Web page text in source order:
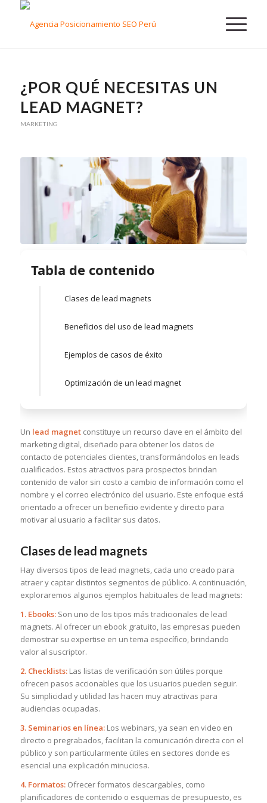
¿POR QUÉ NECESITAS UN
LEAD MAGNET?
MARKETING
Tabla de contenido
Clases de lead magnets
Beneficios del uso de lead magnets
Ejemplos de casos de éxito
Optimización de un lead magnet
Un lead magnetconstituye un recurso clave en el ámbito del
marketing digital, diseñado para obtener los datos de
contacto de potenciales clientes, transformándolos en leads
cualificados. Estos atractivos para prospectos brindan
contenido de valor sin costo a cambio de información como el
nombre y el correo electrónico del usuario. Este enfoque está
orientado a ofrecer un beneficio evidente y directo para
motivar al usuario a facilitar sus datos.
Clases de lead magnets
Hay diversos tipos de lead magnets, cada uno creado para
atraer y captar distintos segmentos de público. A continuación,
exploraremos algunos ejemplos habituales de lead magnets:
1. Ebooks:Son uno de los tipos más tradicionales de lead
magnets. Al ofrecer un ebook gratuito, las empresas pueden
demostrar su expertise en un tema específico, brindando
valor al suscriptor.
2. Checklists:Las listas de verificación son útiles porque
ofrecen pasos accionables que los usuarios pueden seguir.
Su simplicidad y utilidad las hacen muy atractivas para
audiencias ocupadas.
3. Seminarios en línea:Los webinars, ya sean en video en
directo o pregrabados, facilitan la comunicación directa con el
público y son particularmente útiles en sectores donde es
esencial una explicación minuciosa.
4. Formatos:Ofrecer formatos descargables, como
planificadores de contenido o esquemas de presupuesto, es